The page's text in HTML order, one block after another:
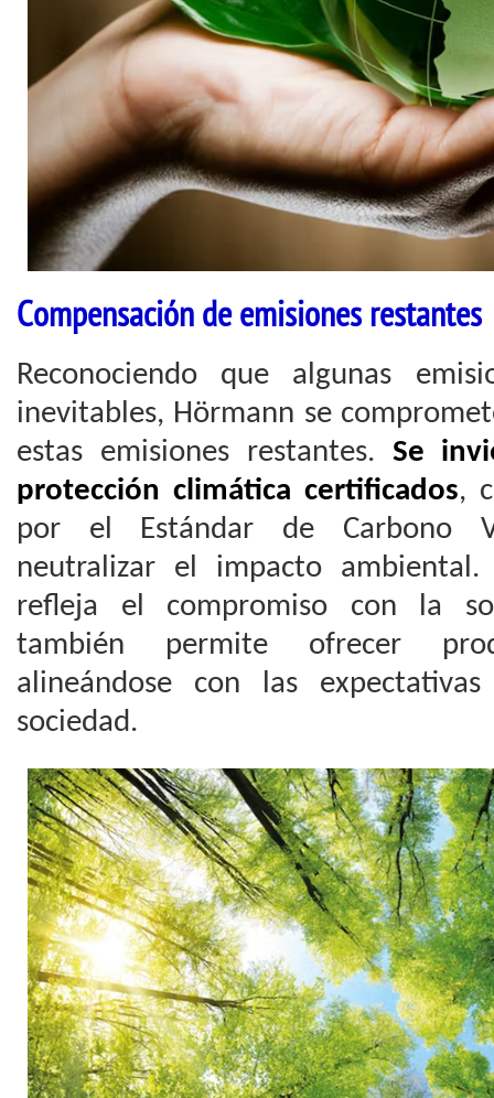
Compensación de emisiones restantes
Reconociendo que algunas
inevitables, Hörmann se
estas emisiones restantes. Se
protección climática certificados,
por el Estándar de Carbono
neutralizar el impacto
refleja el compromiso con la
también permite ofrecer
alineándose con las
sociedad.